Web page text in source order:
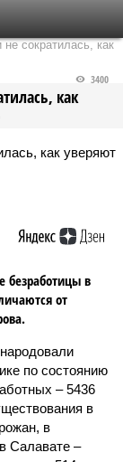
сократилась, как
как
3400
безработицы в
от
по состоянию
– 5436
в
в
Салавате –